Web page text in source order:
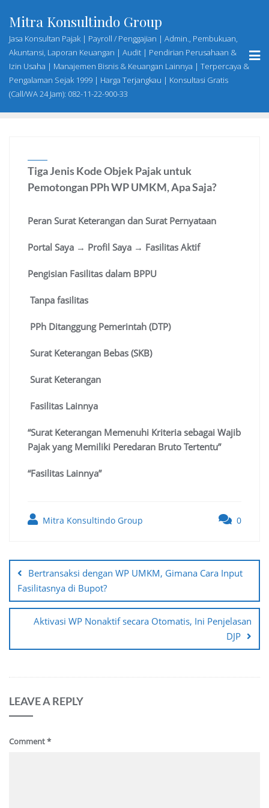
content
Mitra Konsultindo Group
Jasa Konsultan Pajak | Payroll / Penggajian | Admin., Pembukuan,
Akuntansi, Laporan Keuangan | Audit | Pendirian Perusahaan &
Izin Usaha | Manajemen Bisnis & Keuangan Lainnya | Terpercaya &
Pengalaman Sejak 1999 | Harga Terjangkau | Konsultasi Gratis
(Call/WA 24 Jam): 082-11-22-900-33
Tiga Jenis Kode Objek Pajak untuk
Pemotongan PPh WP UMKM, Apa Saja?
Peran Surat Keterangan dan Surat Pernyataan
Portal Saya → Profil Saya → Fasilitas Aktif
Pengisian Fasilitas dalam BPPU
Tanpa fasilitas
PPh Ditanggung Pemerintah (DTP)
Surat Keterangan Bebas (SKB)
Surat Keterangan
Fasilitas Lainnya
“Surat Keterangan Memenuhi Kriteria sebagai Wajib
Pajak yang Memiliki Peredaran Bruto Tertentu”
“Fasilitas Lainnya”
Mitra Konsultindo Group 0
navigation
Bertransaksi dengan WP UMKM, Gimana Cara Input
Fasilitasnya di Bupot?
Aktivasi WP Nonaktif secara Otomatis, Ini Penjelasan
DJP
LEAVE A REPLY
Comment*